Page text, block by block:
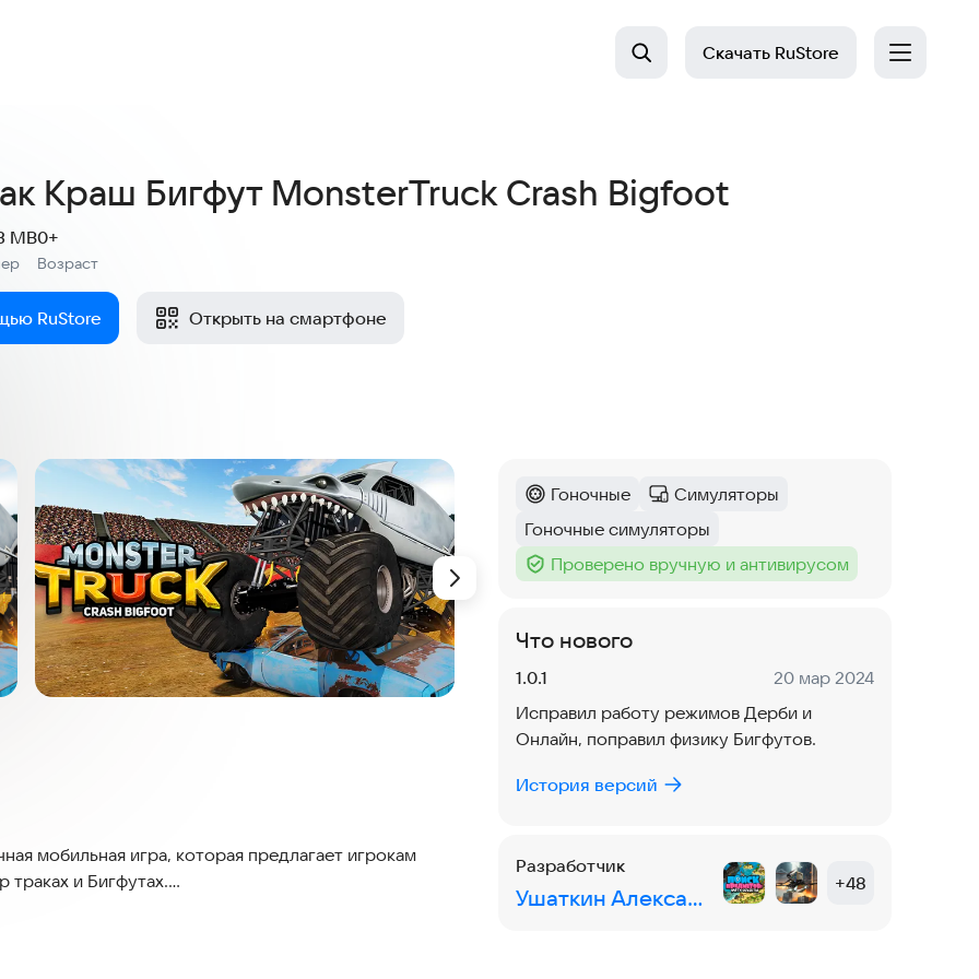
Скачать RuStore
Краш Бигфут MonsterTruck Crash Bigfoot
MB
Возраст
0+
RuStore Открыть на смартфоне
мобильная игра, которая предлагает игрокам
траках и Бигфутах.
из них является Дерби. В этом
Категория:
Гоночные
Категория:
Симуляторы
Тег:
Гоночные симуляторы
Тег :
Проверено вручную и антивирусом
Что нового
Версия:
1.0.1 Дата:
20 мар 2024
Исправил работу режимов Дерби и
Онлайн, поправил физику Бигфутов.
История версий
Разработчик
Ушаткин Александр Иосифович
+48